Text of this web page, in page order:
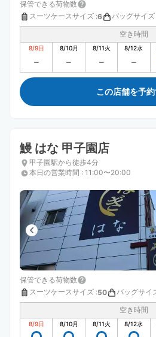
保管できる荷物数
スーツケースサイズ :6 バッグサイズ
空き時間
8/9日 8/10月 8/11火 8/12水
この店舗を予
鰻 はな 甲子園店
甲子園駅から徒歩4分
本日の営業時間 : 11:00〜20:00
保管できる荷物数
スーツケースサイズ :50 バッグサイ
空き時間
8/9日 8/10月 8/11火 8/12水